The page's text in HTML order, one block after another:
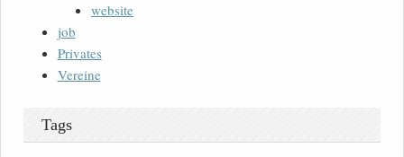
website
job
Privates
Vereine
Tags